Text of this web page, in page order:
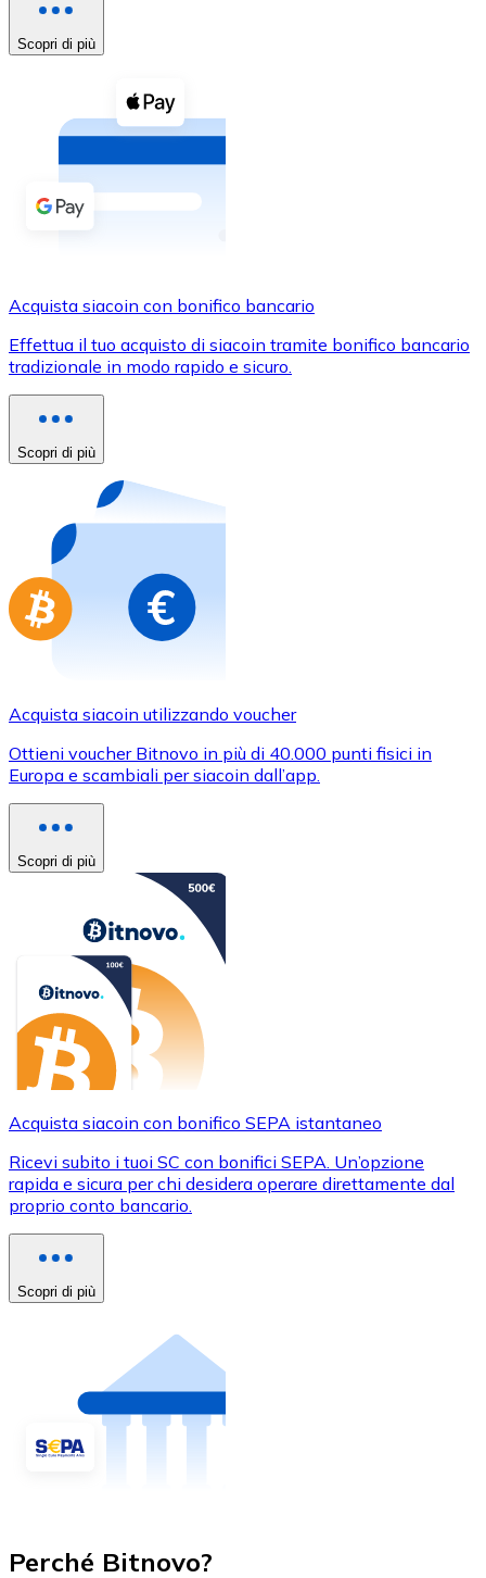
Vedi tutto
Buoni cripto
Acquista criptovalute in contanti e altri mezzi di
Acquista con contanti
Bonifico SEPA
Usa le carte Visa e Mastercard per acquistare
Acquista con carta
Acquista gift card dei tuoi marchi preferiti con
Vai al negozio di carte regalo
Scopri di più
Acquista siacoin con bonifico bancario
Effettua il tuo acquisto di siacoin tramite bonifico bancario
tradizionale in modo rapido e sicuro.
Scopri di più
Acquista siacoin utilizzando voucher
Ottieni voucher Bitnovo in più di 40.000 punti fisici in
Europa e scambiali per siacoin dall’app.
Scopri di più
Acquista siacoin con bonifico SEPA istantaneo
Ricevi subito i tuoi SC con bonifici SEPA. Un’opzione
rapida e sicura per chi desidera operare direttamente dal
proprio conto bancario.
Scopri di più
Perché Bitnovo?